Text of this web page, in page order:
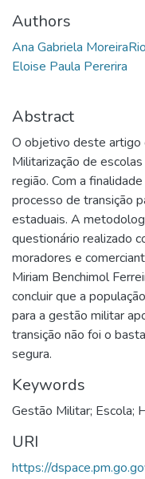
Authors
Ana Gabriela
Eloise Paula Pererira
Abstract
O objetivo deste artigo
Militarização de
região. Com a
processo de transição
estaduais. A
questionário realizado
moradores e
Miriam Benchimol
concluir que a
para a gestão militar
transição não foi o
segura.
Keywords
Gestão Militar; Escola;
URI
https://